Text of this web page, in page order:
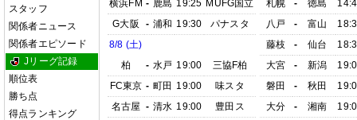
スタッフ
関係者ニュース
関係者エピソード
Jリーグ記録
順位表
勝ち点
得点ランキング
横浜FM - 鹿島 19:25 MUFG国立
G大阪
- 浦和 19:30
パナスタ
8/8 (土)
柏
- 水戸 19:00
三協F柏
FC東京 - 町田 19:00
味スタ
名古屋 - 清水 19:00
豊田ス
札幌
- 徳島
八戸
- 富山
藤枝
- 仙台
大宮
- 新潟
磐田
- 秋田
大分
- 湘南